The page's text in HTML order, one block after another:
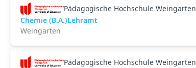
Pädagogische Hochschule Weingarten
Chemie (B.A.)Lehramt
Weingarten
Pädagogische Hochschule Weingarten